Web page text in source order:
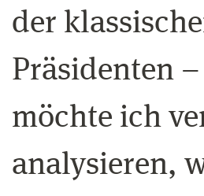
der
Präsidenten
möchte ich
analysieren,